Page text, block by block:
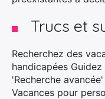
Trucs et
Recherchez des
handicapées
'Recherche
Vacances pour